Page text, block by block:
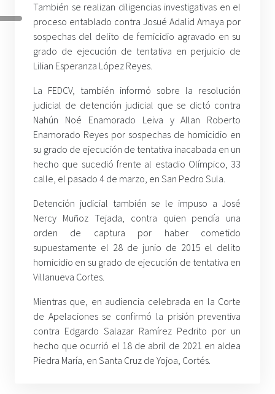
También se realizan diligencias investigativas en el
proceso entablado contra Josué Adalid Amaya por
sospechas del delito de femicidio agravado en su
grado de ejecución de tentativa en perjuicio de
Lilian Esperanza López Reyes.
La FEDCV, también informó sobre la resolución
judicial de detención judicial que se dictó contra
Nahún Noé Enamorado Leiva y Allan Roberto
Enamorado Reyes por sospechas de homicidio en
su grado de ejecución de tentativa inacabada en un
hecho que sucedió frente al estadio Olímpico, 33
calle, el pasado 4 de marzo, en San Pedro Sula.
Detención judicial también se le impuso a José
Nercy Muñoz Tejada, contra quien pendía una
orden de captura por haber cometido
supuestamente el 28 de junio de 2015 el delito
homicidio en su grado de ejecución de tentativa en
Villanueva Cortes.
Mientras que, en audiencia celebrada en la Corte
de Apelaciones se confirmó la prisión preventiva
contra Edgardo Salazar Ramírez Pedrito por un
hecho que ocurrió el 18 de abril de 2021 en aldea
Piedra María, en Santa Cruz de Yojoa, Cortés.